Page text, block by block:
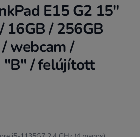
E15 G2 15"
16GB / 256GB
webcam /
"B" / felújított